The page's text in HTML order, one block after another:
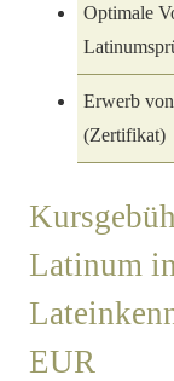
Optimale
Erwerb
(Zertifikat)
Latinum
EUR